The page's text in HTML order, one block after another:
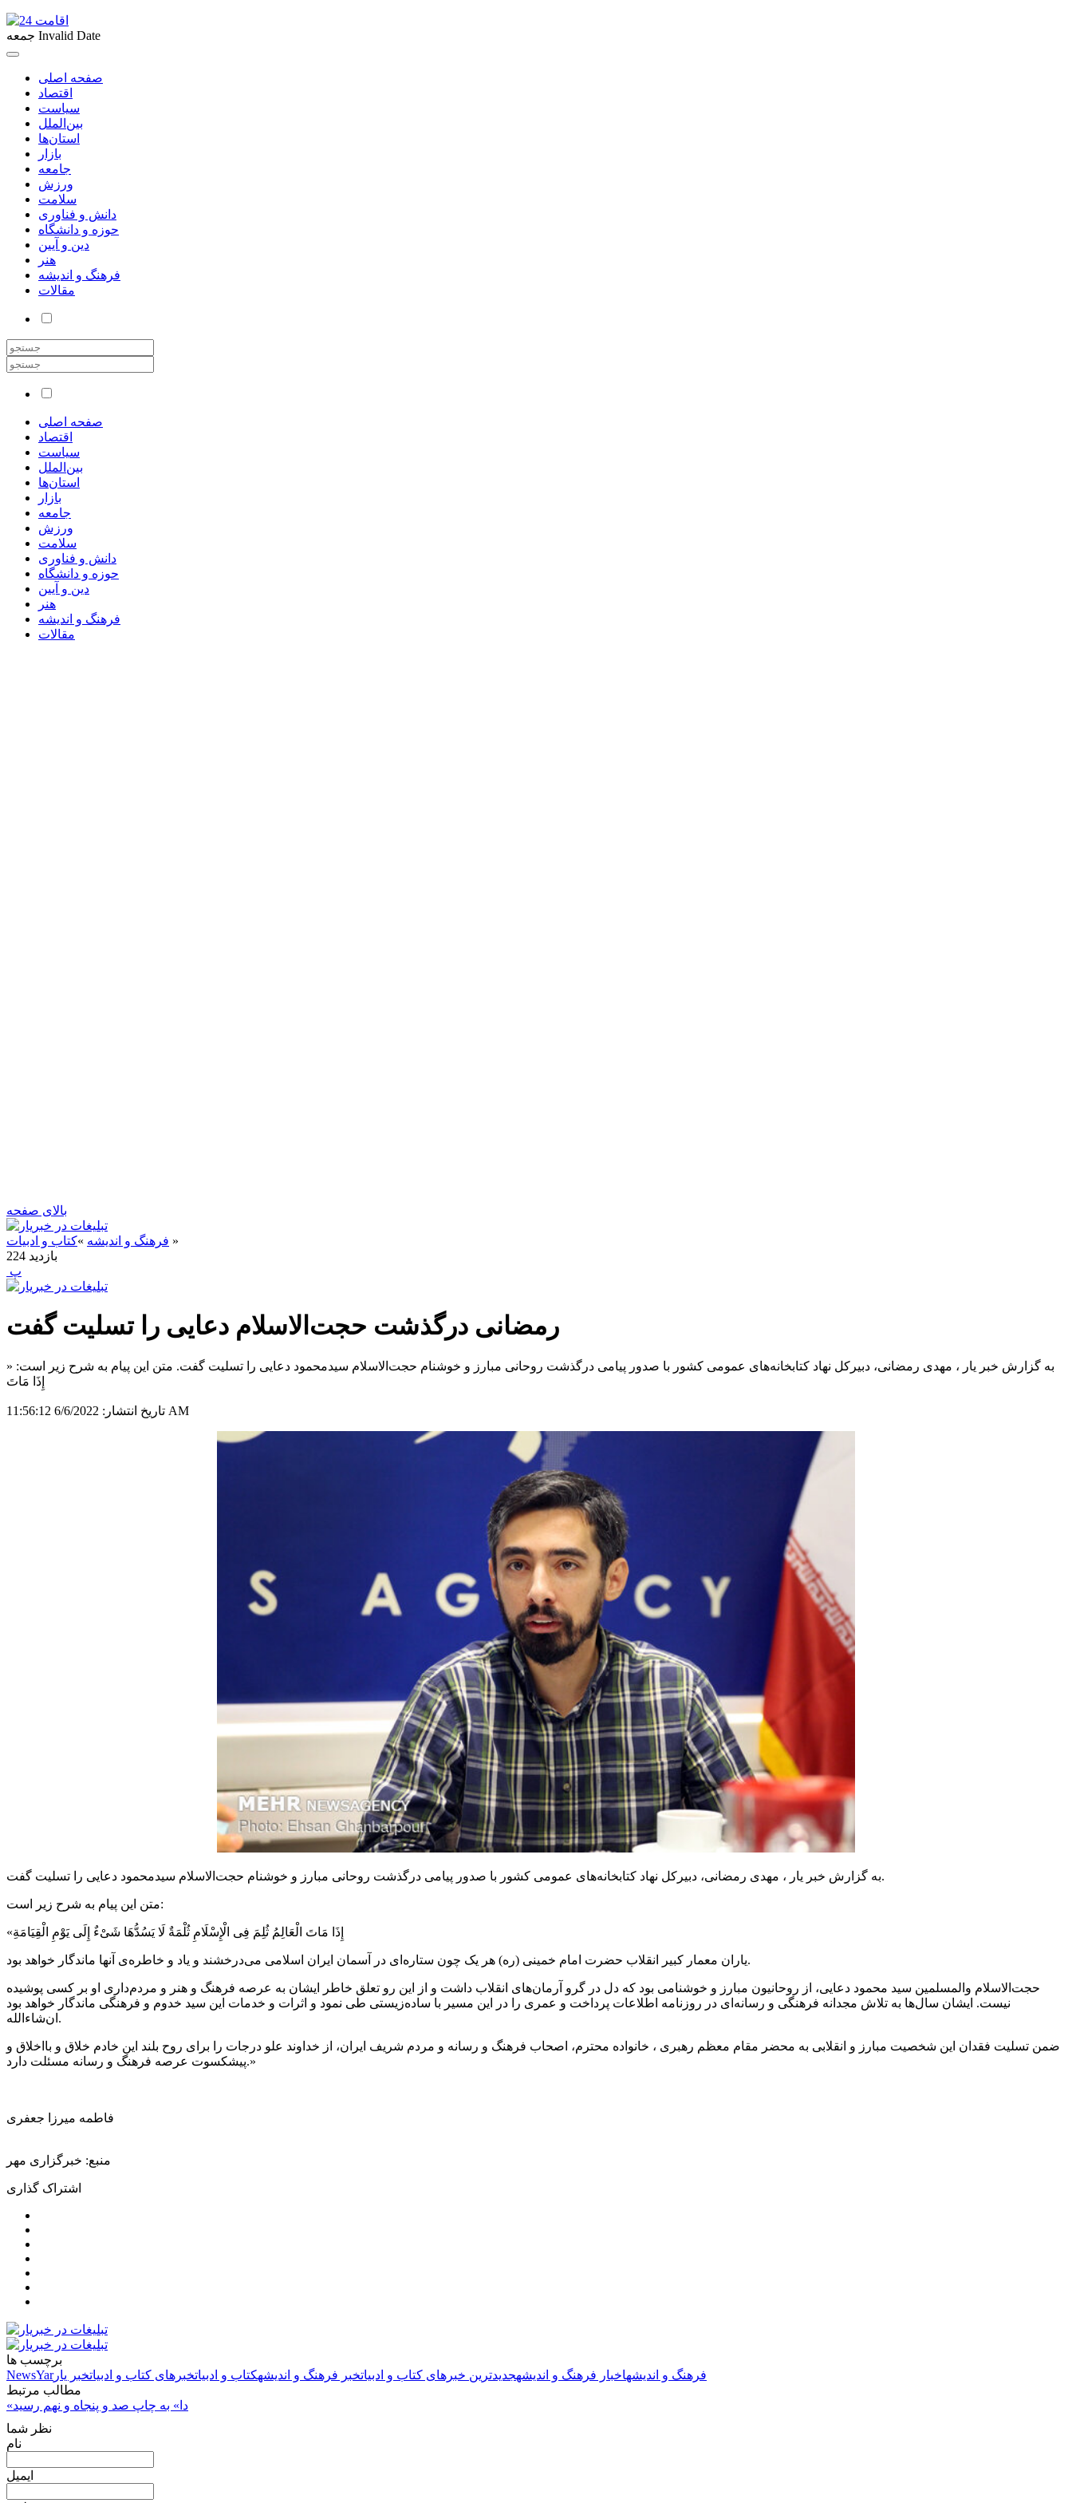
جمعه Invalid Date
صفحه اصلی
اقتصاد
سیاست
بین‌الملل
استان‌ها
بازار
جامعه
ورزش
سلامت
دانش و فناوری
حوزه و دانشگاه
دین و آیین
هنر
فرهنگ و اندیشه
مقالات
صفحه اصلی
اقتصاد
سیاست
بین‌الملل
استان‌ها
بازار
جامعه
ورزش
سلامت
دانش و فناوری
حوزه و دانشگاه
دین و آیین
هنر
فرهنگ و اندیشه
مقالات
بالای صفحه
فرهنگ و اندیشه »کتاب و ادبیات
»
224 بازدید
‍ پ
رمضانی درگذشت حجت‌الاسلام دعایی را تسلیت گفت
به گزارش خبر یار ، مهدی رمضانی، دبیرکل نهاد کتابخانه‌های عمومی کشور با صدور پیامی درگذشت روحانی مبارز و خوشنام حجت‌الاسلام سیدمحمود دعایی را تسلیت گفت. متن این پیام به شرح زیر است: «
إِذَا مَاتَ
تاریخ انتشار: 6/6/2022 11:56:12 AM
به گزارش خبر یار ، مهدی رمضانی، دبیرکل نهاد کتابخانه‌های عمومی کشور با صدور پیامی درگذشت روحانی مبارز و خوشنام حجت‌الاسلام سیدمحمود دعایی را تسلیت گفت.
متن این پیام به شرح زیر است:
« إِذَا مَاتَ الْعَالِمُ ثُلِمَ فِی الْإِسْلَامِ ثُلْمَةٌ لَا یَسُدُّهَا شَیْءٌ إِلَی یَوْمِ الْقِیَامَةِ
یاران معمار کبیر انقلاب حضرت امام خمینی (ره) هر یک چون ستاره‌ای در آسمان ایران اسلامی می‌درخشند و یاد و خاطره‌ی آنها ماندگار خواهد بود.
حجت‌الاسلام والمسلمین سید محمود دعایی، از روحانیون مبارز و خوشنامی بود که دل در گرو آرمان‌های انقلاب داشت و از این رو تعلق خاطر ایشان به عرصه فرهنگ و هنر و مردم‌داری او بر کسی پوشیده
نیست. ایشان سال‌ها به تلاش مجدانه فرهنگی و رسانه‌ای در روزنامه اطلاعات پرداخت و عمری را در این مسیر با ساده‌زیستی طی نمود و اثرات و خدمات این سید خدوم و فرهنگی ماندگار خواهد بود
ان‌شاءالله.
ضمن تسلیت فقدان این شخصیت مبارز و انقلابی به محضر مقام معظم رهبری ، خانواده محترم، اصحاب فرهنگ و رسانه و مردم شریف ایران، از خداوند علو درجات را برای روح بلند این خادم خلاق و بااخلاق و
پیشکسوت عرصه فرهنگ و رسانه مسئلت دارد.»
فاطمه میرزا جعفری
منبع: خبرگزاری مهر
اشتراک گذاری
برچسب ها
NewsYar
فرهنگ و اندیشهاخبار فرهنگ و اندیشهجدیدترین خبرهای کتاب و ادبیاتخبر فرهنگ و اندیشهکتاب و ادبیاتخبرهای کتاب و ادبیاتخبر یار
مطالب مرتبط
«دا» به چاپ صد و پنجاه‌ و نهم رسید
نظر شما
نام
ایمیل